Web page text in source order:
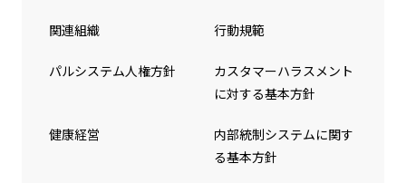
関連組織 行動規範
パルシステム人権方針
カスタマーハラスメント
に対する基本方針
健康経営
内部統制システムに関す
る基本方針